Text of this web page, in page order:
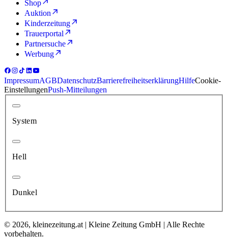
Shop
Auktion
Kinderzeitung
Trauerportal
Partnersuche
Werbung
ImpressumAGBDatenschutzBarrierefreiheitserklärungHilfeCookie-
EinstellungenPush-Mitteilungen
System
Hell
Dunkel
© 2026, kleinezeitung.at | Kleine Zeitung GmbH | Alle Rechte
vorbehalten.